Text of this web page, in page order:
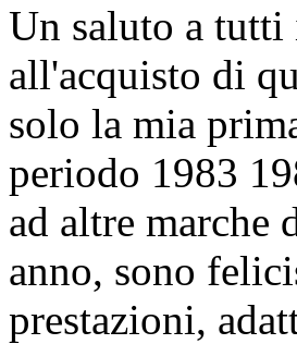
Un saluto a tutti
all'acquisto di
solo la mia
periodo 1983
ad altre marche
anno, sono
prestazioni,